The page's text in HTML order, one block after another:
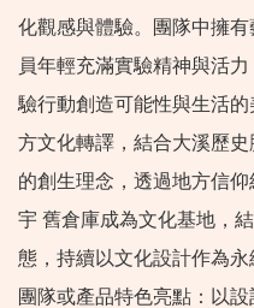
化觀感與體驗。團隊中擁
員年輕充滿實驗精神與活
驗行動創造可能性與生活
方文化轉譯，結合大溪歷
的創生理念，透過地方信
宇 舊倉庫成為文化基地，
態，持續以文化設計作為永
團隊或產品特色亮點：以